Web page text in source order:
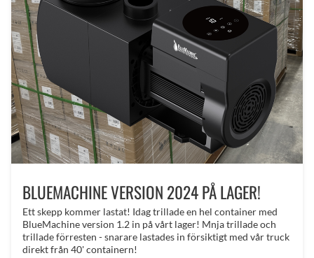
BLUEMACHINE VERSION 2024 PÅ LAGER!
Ett skepp kommer lastat! Idag trillade en hel container med
BlueMachine version 1.2 in på vårt lager! Mnja trillade och
trillade förresten - snarare lastades in försiktigt med vår truck
direkt från 40' containern!